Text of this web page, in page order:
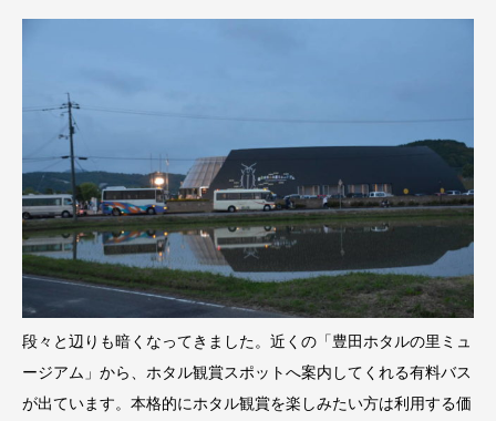
段々と辺りも暗くなってきました。近くの「豊田ホタルの里ミュ
ージアム」から、ホタル観賞スポットへ案内してくれる有料バス
が出ています。本格的にホタル観賞を楽しみたい方は利用する価